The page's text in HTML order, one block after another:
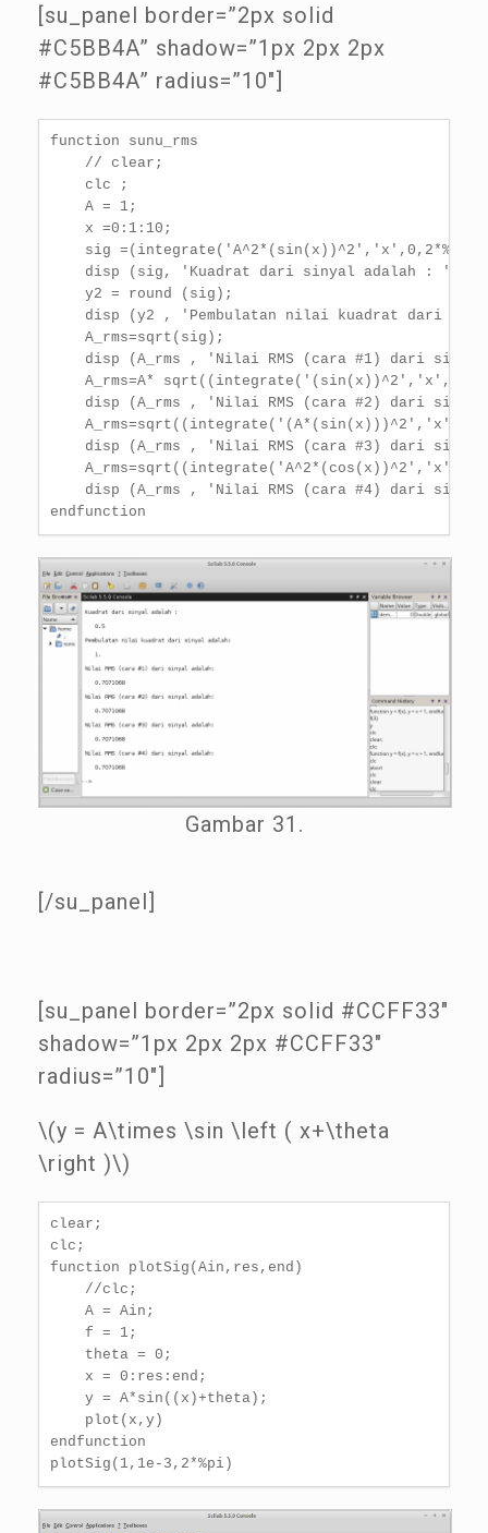
[su_panel border=”2px solid
#C5BB4A” shadow=”1px 2px 2px
#C5BB4A” radius=”10″]
function sunu_rms
    // clear;
    clc ;
    A = 1;
    x =0:1:10;
sig
    disp (sig, 'Kuadrat dari sinyal adalah : ');
    y2 = round (sig);
disp (y2 , 'Pembulatan nilai kuadrat dari
    A_rms=sqrt(sig);
disp (A_rms , 'Nilai RMS (cara #1) dari
A_rms=A*
disp (A_rms , 'Nilai RMS (cara #2) dari
disp (A_rms , 'Nilai RMS (cara #3) dari
disp (A_rms , 'Nilai RMS (cara #4) dari
endfunction
Gambar 31.
[/su_panel]
[su_panel border=”2px solid #CCFF33″
shadow=”1px 2px 2px #CCFF33″
radius=”10″]
\(y = A\times \sin \left ( x+\theta
\right )\)
clear;
clc;
function plotSig(Ain,res,end)
    //clc;
    A = Ain;
    f = 1;
    theta = 0;
    x = 0:res:end;
    y = A*sin((x)+theta);
    plot(x,y)
endfunction
plotSig(1,1e-3,2*%pi)